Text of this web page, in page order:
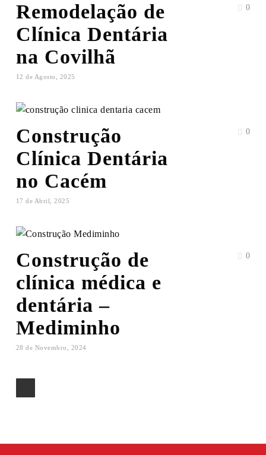
Remodelação de
Clínica Dentária
na Covilhã
12 de Agosto, 2025
0
Construção
Clínica Dentária
no Cacém
17 de Abril, 2025
0
Construção de
clínica médica e
dentária –
Mediminho
28 de Novembro, 2024
0